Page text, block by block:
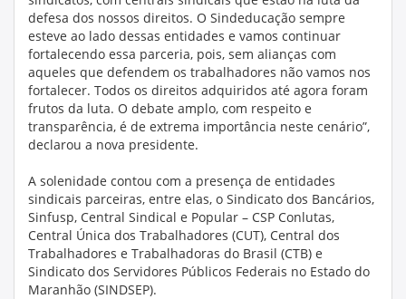
defesa dos nossos direitos. O Sindeducação sempre
esteve ao lado dessas entidades e vamos continuar
fortalecendo essa parceria, pois, sem alianças com
aqueles que defendem os trabalhadores não vamos nos
fortalecer. Todos os direitos adquiridos até agora foram
frutos da luta. O debate amplo, com respeito e
transparência, é de extrema importância neste cenário”,
declarou a nova presidente.
A solenidade contou com a presença de entidades
sindicais parceiras, entre elas, o Sindicato dos Bancários,
Sinfusp, Central Sindical e Popular – CSP Conlutas,
Central Única dos Trabalhadores (CUT), Central dos
Trabalhadores e Trabalhadoras do Brasil (CTB) e
Sindicato dos Servidores Públicos Federais no Estado do
Maranhão (SINDSEP).